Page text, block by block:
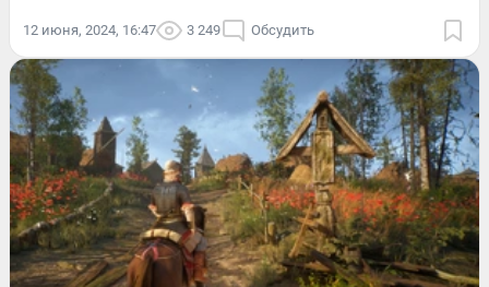
12 июня, 2024, 16:47 3 249 Обсудить